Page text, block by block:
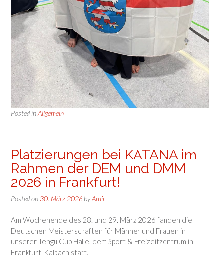
Posted inAllgemein
Platzierungen bei KATANA im
Rahmen der DEM und DMM
2026 in Frankfurt!
Posted on 30. März 2026 byAmir
Am Wochenende des 28. und 29. März 2026 fanden die
Deutschen Meisterschaften für Männer und Frauen in
unserer Tengu Cup Halle, dem Sport & Freizeitzentrum in
Frankfurt-Kalbach statt.